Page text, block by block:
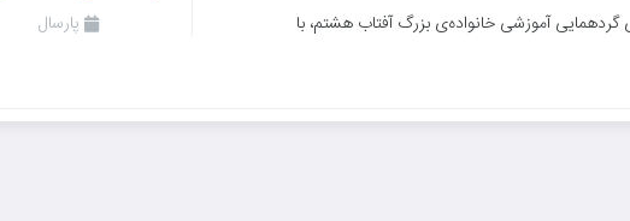
آموزشی خانواده‌‌ی بزرگ آفتاب هشتم، با
پارسال